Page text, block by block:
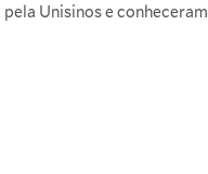
Unisinos e conheceram